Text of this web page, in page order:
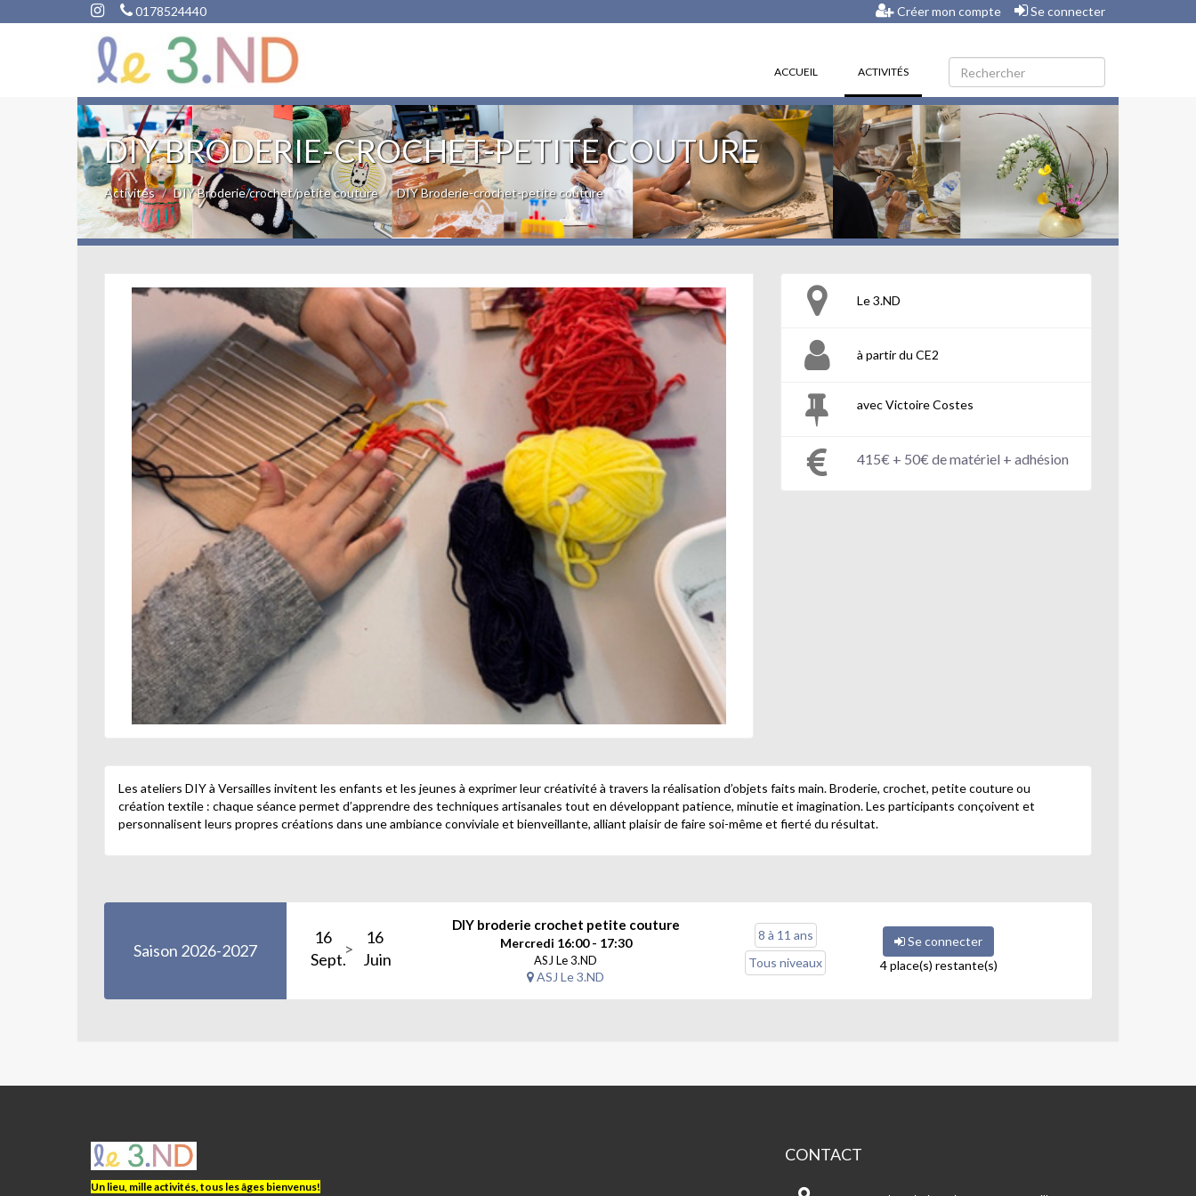
0178524440 Créer mon compte Se connecter
ACCUEIL ACTIVITÉS(CURRENT)
DIY BRODERIE-CROCHET-PETITE COUTURE
Activités DIY Broderie/crochet/petite couture DIY Broderie-crochet-petite couture
Le 3.ND
à partir du CE2
avec Victoire Costes
415€ + 50€ de matériel + adhésion
Les ateliers DIY à Versailles invitent les enfants et les jeunes à exprimer leur créativité à travers la réalisation d’objets faits main. Broderie, crochet, petite couture ou
création textile : chaque séance permet d’apprendre des techniques artisanales tout en développant patience, minutie et imagination. Les participants conçoivent et
personnalisent leurs propres créations dans une ambiance conviviale et bienveillante, alliant plaisir de faire soi-même et fierté du résultat.
Saison 2026-2027
16
Sept.
16
Juin
DIY broderie crochet petite couture
Mercredi 16:00 - 17:30
ASJ Le 3.ND
ASJ Le 3.ND
8 à 11 ans
Tous niveaux
Se connecter
4 place(s) restante(s)
ASJ
LE
3.ND
Un lieu, mille activités, tous les âges bienvenus!
CONTACT